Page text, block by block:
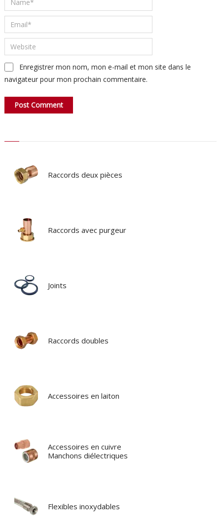
Enregistrer mon nom, mon e-mail et mon site dans le
navigateur pour mon prochain commentaire.
Raccords deux pièces
Raccords avec purgeur
Joints
Raccords doubles
Accessoires en laiton
Accessoires en cuivre
Manchons diélectriques
Flexibles inoxydables